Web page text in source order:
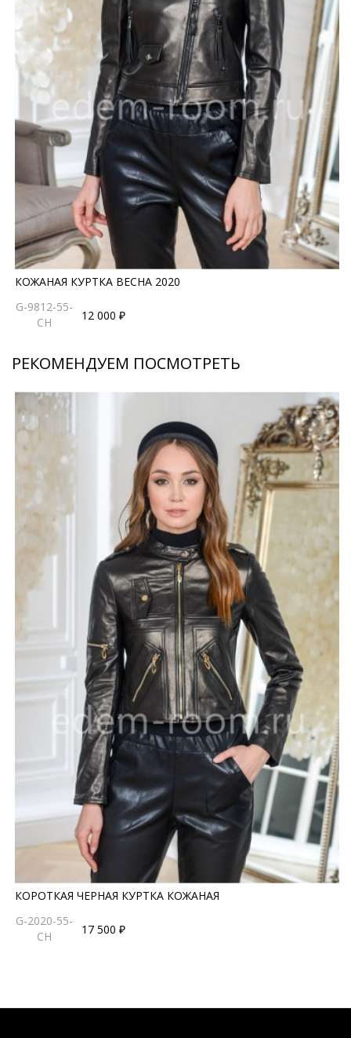
КОЖАНАЯ КУРТКА ВЕСНА 2020
G-9812-55-
CH
12 000 ₽
РЕКОМЕНДУЕМ ПОСМОТРЕТЬ
КОРОТКАЯ ЧЕРНАЯ КУРТКА КОЖАНАЯ
G-2020-55-
CH
17 500 ₽